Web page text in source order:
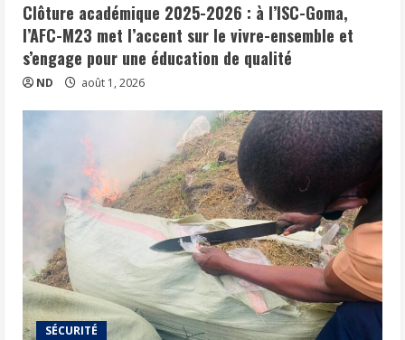
Clôture académique 2025-2026 : à l’ISC-Goma,
l’AFC-M23 met l’accent sur le vivre-ensemble et
s’engage pour une éducation de qualité
ND août 1, 2026
SÉCURITÉ